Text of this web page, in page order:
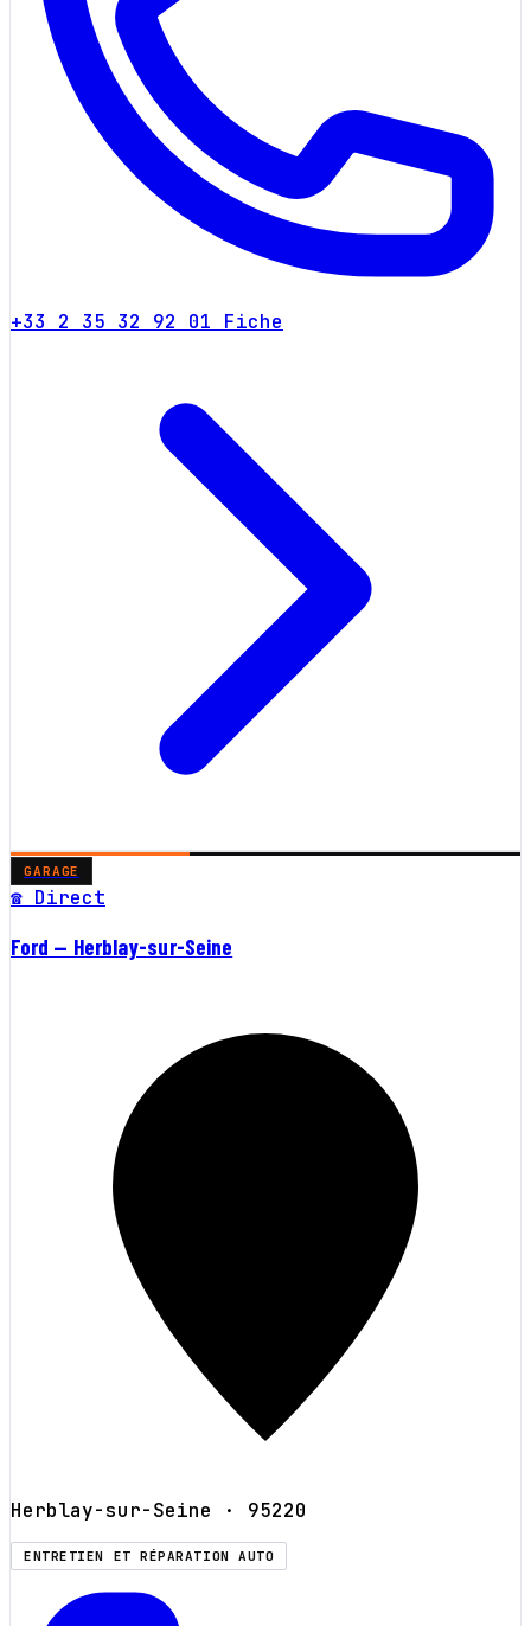
+33 2 35 32 92 01 Fiche
GARAGE
☎ Direct
Ford — Herblay-sur-Seine
Herblay-sur-Seine · 95220
ENTRETIEN ET RÉPARATION AUTO